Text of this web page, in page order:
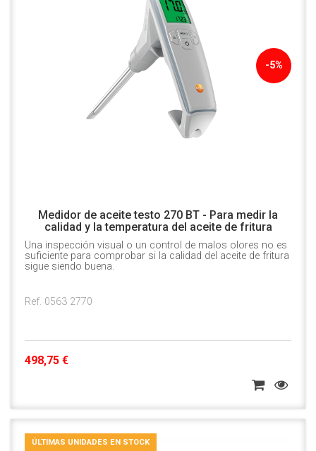
-5%
Medidor de aceite testo 270 BT - Para medir la
calidad y la temperatura del aceite de fritura
Una inspección visual o un control de malos olores no es
suficiente para comprobar si la calidad del aceite de fritura
sigue siendo buena.
Ref. 0563 2770
498,75 €
ÚLTIMAS UNIDADES EN STOCK